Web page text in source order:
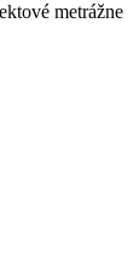
metrážne